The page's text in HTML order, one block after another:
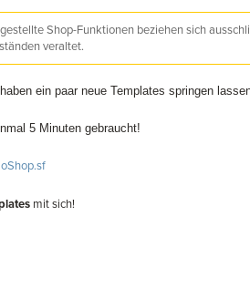
Shop-Funktionen beziehen sich
veraltet.
ein paar neue Templates springen
5 Minuten gebraucht!
mit sich!